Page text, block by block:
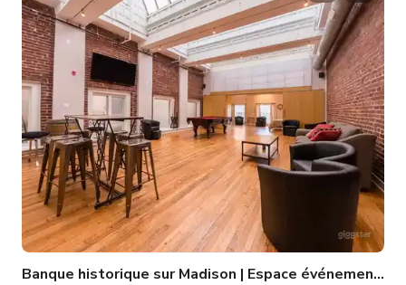
disponibilité du studio auprès de l'hôte. RÉSERVEZ
MAINTENANT VIA GIGGSTER !
Banque historique sur Madison | Espace événementiel